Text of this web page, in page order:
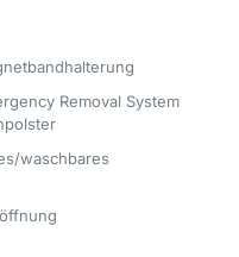
Removal System
waschbares